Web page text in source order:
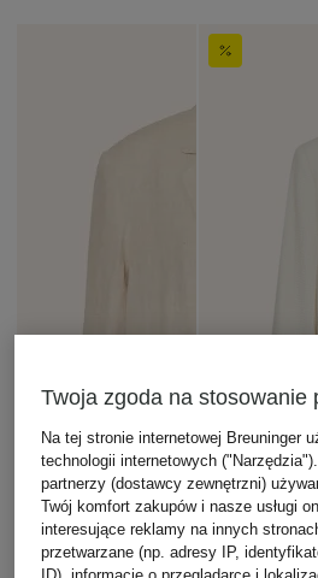
Twoja zgoda na stosowanie
Na tej stronie internetowej Breuninger
technologii internetowych
partnerzy (dostawcy zewnętrzni)
Twój komfort zakupów i nasze usługi
interesujące reklamy na innych
przetwarzane (np. adresy IP,